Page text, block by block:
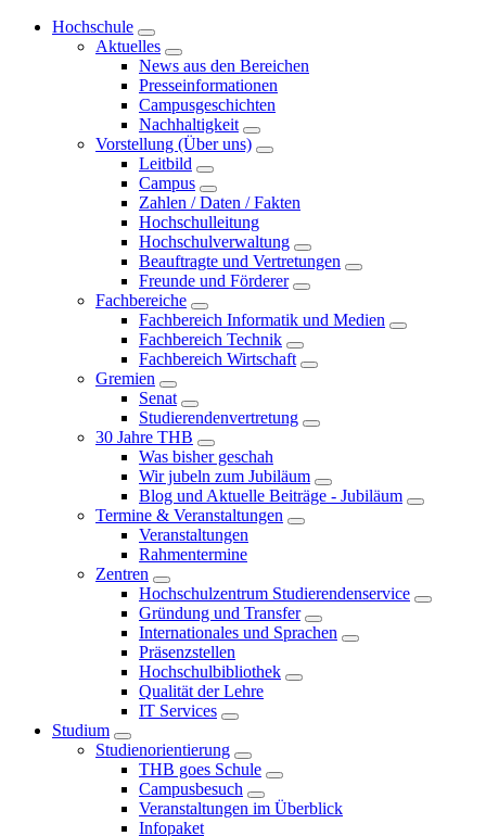
Hochschule
Aktuelles
News aus den Bereichen
Presseinformationen
Campusgeschichten
Nachhaltigkeit
Vorstellung (Über uns)
Leitbild
Campus
Zahlen / Daten / Fakten
Hochschulleitung
Hochschulverwaltung
Beauftragte und Vertretungen
Freunde und Förderer
Fachbereiche
Fachbereich Informatik und Medien
Fachbereich Technik
Fachbereich Wirtschaft
Gremien
Senat
Studierendenvertretung
30 Jahre THB
Was bisher geschah
Wir jubeln zum Jubiläum
Blog und Aktuelle Beiträge - Jubiläum
Termine & Veranstaltungen
Veranstaltungen
Rahmentermine
Zentren
Hochschulzentrum Studierendenservice
Gründung und Transfer
Internationales und Sprachen
Präsenzstellen
Hochschulbibliothek
Qualität der Lehre
IT Services
Studium
Studienorientierung
THB goes Schule
Campusbesuch
Veranstaltungen im Überblick
Infopaket